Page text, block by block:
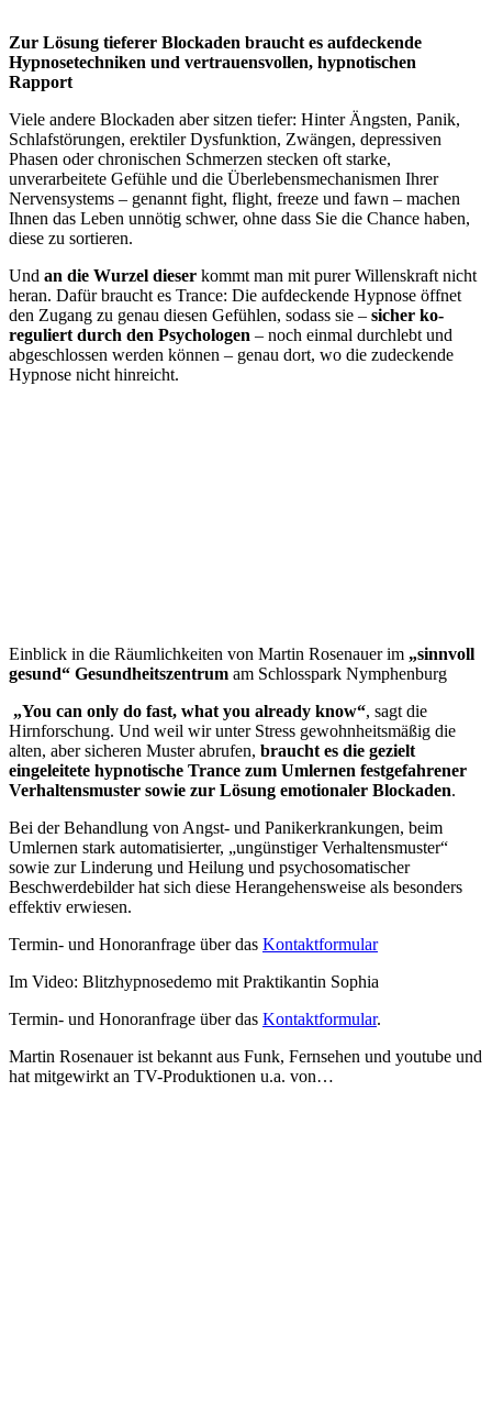
Zur Lösung tieferer Blockaden braucht es aufdeckende
Hypnosetechniken und vertrauensvollen, hypnotischen
Rapport
Viele andere Blockaden aber sitzen tiefer: Hinter Ängsten, Panik,
Schlafstörungen, erektiler Dysfunktion, Zwängen, depressiven
Phasen oder chronischen Schmerzen stecken oft starke,
unverarbeitete Gefühle und die Überlebensmechanismen Ihrer
Nervensystems – genannt fight, flight, freeze und fawn – machen
Ihnen das Leben unnötig schwer, ohne dass Sie die Chance haben,
diese zu sortieren.
Und an die Wurzel dieser kommt man mit purer Willenskraft nicht
heran. Dafür braucht es Trance: Die aufdeckende Hypnose öffnet
den Zugang zu genau diesen Gefühlen, sodass sie – sicher ko-
reguliert durch den Psychologen – noch einmal durchlebt und
abgeschlossen werden können – genau dort, wo die zudeckende
Hypnose nicht hinreicht.
Einblick in die Räumlichkeiten von Martin Rosenauer im „sinnvoll
gesund“ Gesundheitszentrum am Schlosspark Nymphenburg
„You can only do fast, what you already know“, sagt die
Hirnforschung. Und weil wir unter Stress gewohnheitsmäßig die
alten, aber sicheren Muster abrufen, braucht es die gezielt
eingeleitete hypnotische Trance zum Umlernen festgefahrener
Verhaltensmuster sowie zur Lösung emotionaler Blockaden.
Bei der Behandlung von Angst- und Panikerkrankungen, beim
Umlernen stark automatisierter, „ungünstiger Verhaltensmuster“
sowie zur Linderung und Heilung und psychosomatischer
Beschwerdebilder hat sich diese Herangehensweise als besonders
effektiv erwiesen.
Termin- und Honoranfrage über das Kontaktformular
Im Video: Blitzhypnosedemo mit Praktikantin Sophia
Termin- und Honoranfrage über das Kontaktformular.
Martin Rosenauer ist bekannt aus Funk, Fernsehen und youtube und
hat mitgewirkt an TV-Produktionen u.a. von…